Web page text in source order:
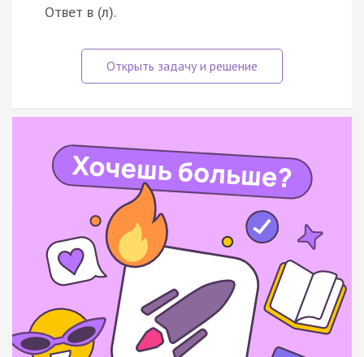
Ответ в (л).